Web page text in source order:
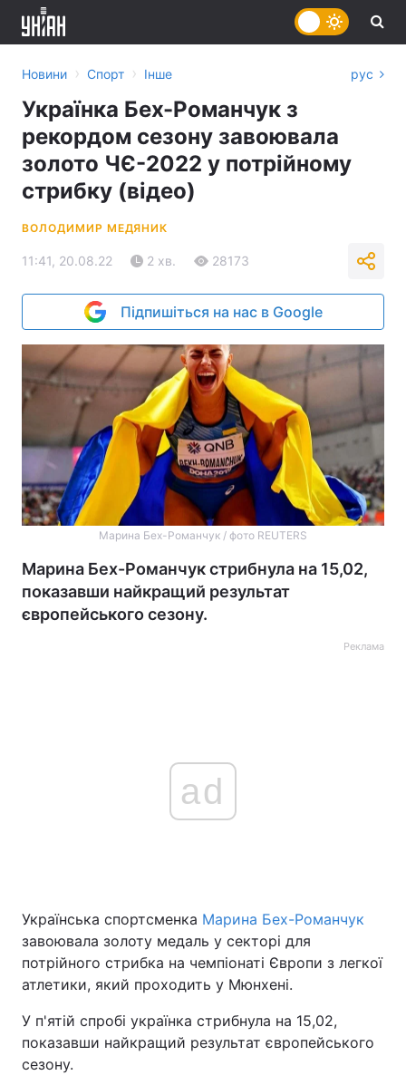
Україна Політика
Економіка Світ
Техно і зв'язок Лайт
Новини › Спорт › Інше рус
Українка Бех-Романчук з
рекордом сезону завоювала
золото ЧЄ-2022 у потрійному
стрибку (відео)
ВОЛОДИМИР МЕДЯНИК
11:41, 20.08.22 2 хв. 28173
Підпишіться на нас в Google
Марина Бех-Романчук / фото REUTERS
Марина Бех-Романчук стрибнула на 15,02,
показавши найкращий результат
європейського сезону.
Реклама
ad
Українська спортсменка Марина Бех-Романчук
завоювала золоту медаль у секторі для
потрійного стрибка на чемпіонаті Європи з легкої
атлетики, який проходить у Мюнхені.
У п'ятій спробі українка стрибнула на 15,02,
показавши найкращий результат європейського
сезону.